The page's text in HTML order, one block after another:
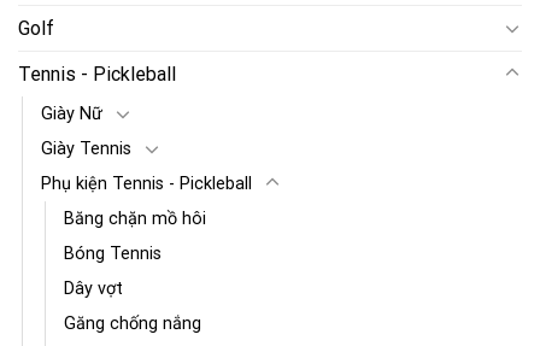
Golf
Tennis - Pickleball
Giày Nữ
Giày Tennis
Phụ kiện Tennis - Pickleball
Băng chặn mồ hôi
Bóng Tennis
Dây vợt
Găng chống nắng